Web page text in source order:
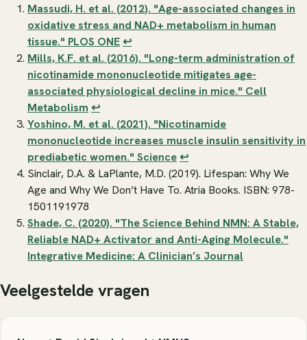
Massudi, H. et al. (2012). "Age-associated changes in
oxidative stress and NAD+ metabolism in human
tissue." PLOS ONE↩
Mills, K.F. et al. (2016). "Long-term administration of
nicotinamide mononucleotide mitigates age-
associated physiological decline in mice." Cell
Metabolism ↩
Yoshino, M. et al. (2021). "Nicotinamide
mononucleotide increases muscle insulin sensitivity in
prediabetic women." Science↩
Sinclair, D.A. & LaPlante, M.D. (2019). Lifespan: Why We
Age and Why We Don’t Have To. Atria Books. ISBN: 978-
1501191978
Shade, C. (2020). "The Science Behind NMN: A Stable,
Reliable NAD+ Activator and Anti-Aging Molecule."
Integrative Medicine: A Clinician’s Journal
Veelgestelde vragen